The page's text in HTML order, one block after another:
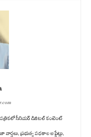
సీనియర్ డిజిటల్ కంటెంట్
ప్రభుత్వ పథకాల అప్డేట్లు,